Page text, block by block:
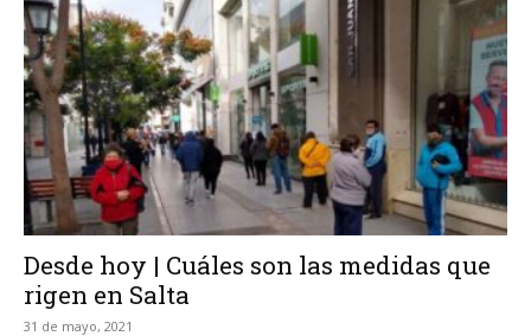
Desde hoy | Cuáles son las medidas que
rigen en Salta
31 de mayo, 2021